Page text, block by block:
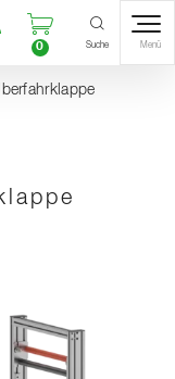
öffnen
Warenkorb
0 Suche Menü